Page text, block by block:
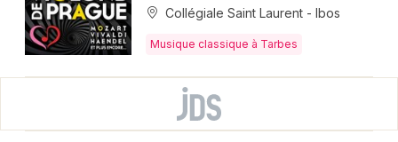
Collégiale Saint Laurent - Ibos
Musique classique à Tarbes